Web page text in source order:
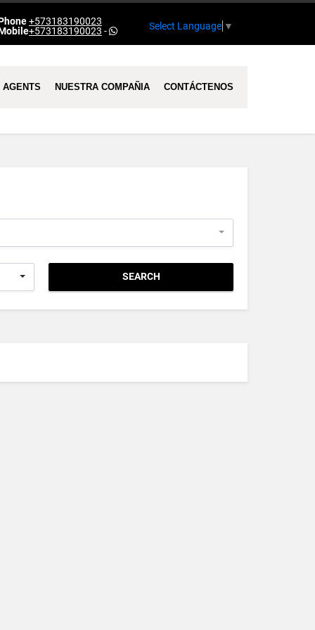
+573183190023
+573183190023 - Select Language ▼
AGENTS NUESTRA COMPAÑIA CONTÁCTENOS
SEARCH